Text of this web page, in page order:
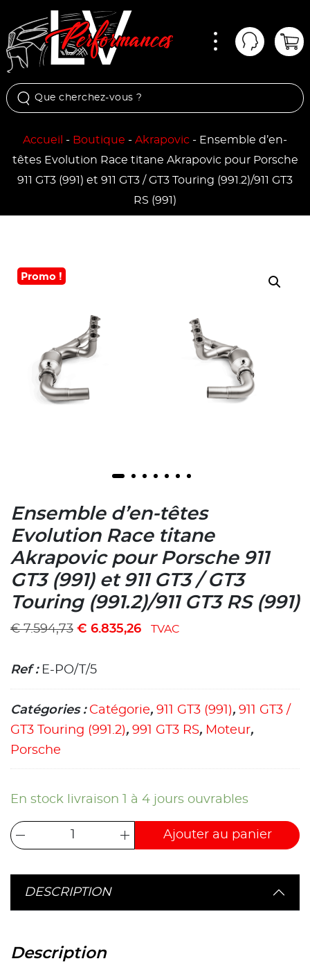
Mon
Accueil - Boutique - Akrapovic - Ensemble d’en-
têtes Evolution Race titane Akrapovic pour Porsche
911 GT3 (991) et 911 GT3 / GT3 Touring (991.2)/911 GT3
RS (991)
Promo !
Ensemble d’en-têtes
Evolution Race titane
Akrapovic pour Porsche 911
GT3 (991) et 911 GT3 / GT3
Touring (991.2)/911 GT3 RS (991)
€7.594,73 € 6.835,26 TVAC
Ref : E-PO/T/5
Catégories : Catégorie, 911 GT3 (991), 911 GT3 /
GT3 Touring (991.2), 991 GT3 RS, Moteur,
Porsche
En stock livraison 1 à 4 jours ouvrables
Ajouter au panier
DESCRIPTION
Description